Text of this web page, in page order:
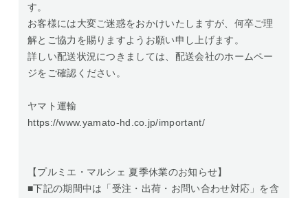
す。
お客様には大変ご迷惑をおかけいたしますが、何卒ご理
解とご協力を賜りますようお願い申し上げます。
詳しい配送状況につきましては、配送会社のホームペー
ジをご確認ください。
ヤマト運輸
https://www.yamato-hd.co.jp/important/
【プルミエ・マルシェ 夏季休業のお知らせ】
■下記の期間中は「受注・出荷・お問い合わせ対応」を含